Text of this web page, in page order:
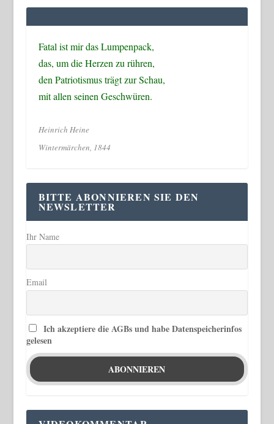
Fatal ist mir das Lumpenpack,
das, um die Herzen zu rühren,
den Patriotismus trägt zur Schau,
mit allen seinen Geschwüren.
Heinrich Heine
Wintermärchen, 1844
BITTE ABONNIEREN SIE DEN
NEWSLETTER
Ihr Name
Email
Ich akzeptiere die AGBs und habe Datenspeicherinfos
gelesen